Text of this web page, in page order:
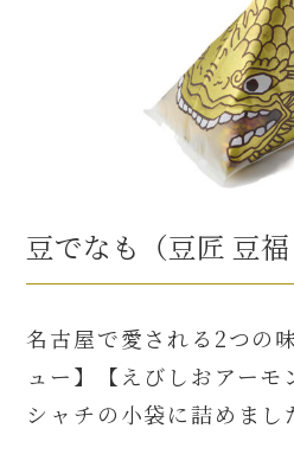
豆でなも（豆匠 豆
名古屋で愛される2つの
ュー】【えびしおアーモ
シャチの小袋に詰めまし